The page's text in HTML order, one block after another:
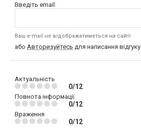
Введіть email:
Ваш e-mail не відображатиметься на сайті
або Авторизуйтесь для написання відгуку
Актуальність
0/12
Повнота інформації
0/12
Враження
0/12